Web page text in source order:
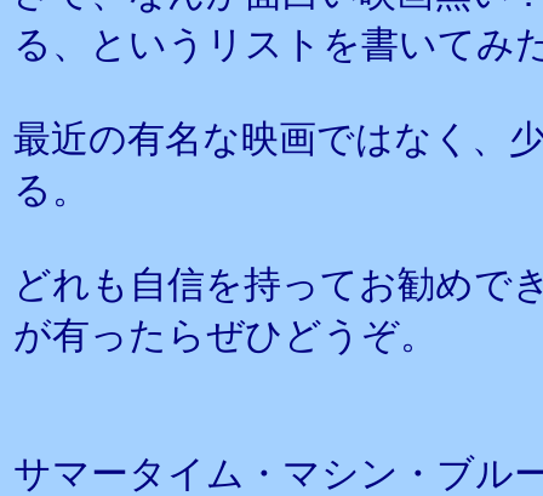
る、というリストを書いてみ
最近の有名な映画ではなく、
る。
どれも自信を持ってお勧めで
が有ったらぜひどうぞ。
サマータイム・マシン・ブル